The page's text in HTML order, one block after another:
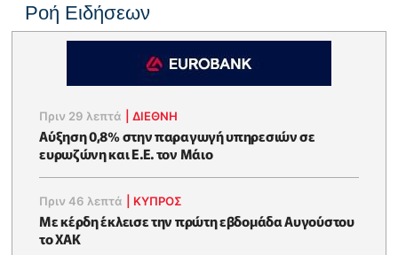
Ροή Ειδήσεων
Πριν 29 λεπτά |ΔΙΕΘΝΗ
Αύξηση 0,8% στην παραγωγή υπηρεσιών σε
ευρωζώνη και Ε.Ε. τον Μάιο
Πριν 46 λεπτά ΚΥΠΡΟΣ
Με κέρδη έκλεισε την πρώτη εβδομάδα Αυγούστου
το ΧΑΚ